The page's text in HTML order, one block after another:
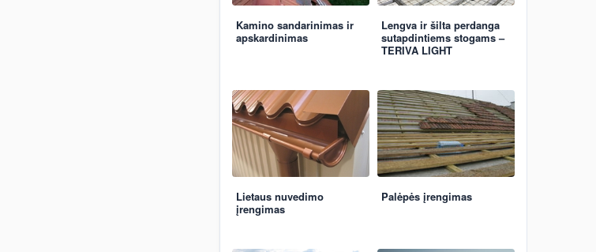
Kamino sandarinimas ir
apskardinimas
Lengva ir šilta perdanga
sutapdintiems stogams –
TERIVA LIGHT
Lietaus nuvedimo
įrengimas
Palėpės įrengimas